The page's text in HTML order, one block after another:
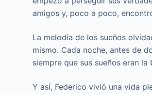
amigos y, poco a poco,
La melodía de los sueños
mismo. Cada noche, antes de
siempre que sus sueños eran la
Y así, Federico vivió una vida